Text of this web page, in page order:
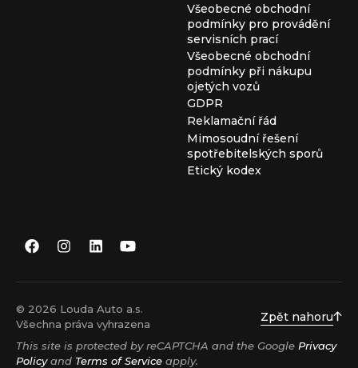
Všeobecné obchodní
podmínky pro provádění
servisních prací
Všeobecné obchodní
podmínky při nákupu
ojetých vozů
GDPR
Reklamační řád
Mimosoudní řešení
spotřebitelských sporů
Etický kodex
© 2026 Louda Auto a.s.
Všechna práva vyhrazena
Zpět nahoru
This site is protected by reCAPTCHA and the Google Privacy
Policyand Terms of Service apply.